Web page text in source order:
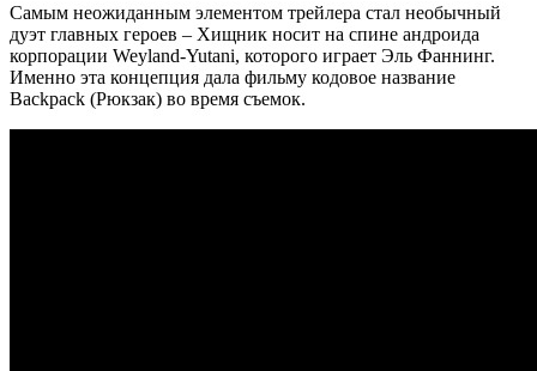
Самым неожиданным элементом трейлера стал необычный
дуэт главных героев – Хищник носит на спине андроида
корпорации Weyland-Yutani, которого играет Эль Фаннинг.
Именно эта концепция дала фильму кодовое название
Backpack (Рюкзак) во время съемок.